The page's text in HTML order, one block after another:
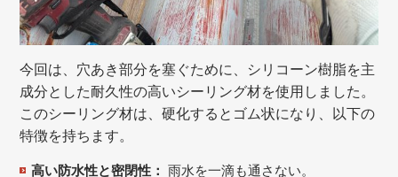
今回は、穴あき部分を塞ぐために、シリコーン樹脂を主
成分とした耐久性の高いシーリング材を使用しました。
このシーリング材は、硬化するとゴム状になり、以下の
特徴を持ちます。
高い防水性と密閉性： 雨水を一滴も通さない。